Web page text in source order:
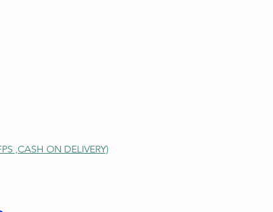
,CASH ON DELIVERY)